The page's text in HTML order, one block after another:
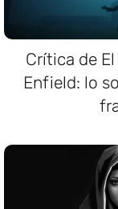
Crítica de
Enfield: lo